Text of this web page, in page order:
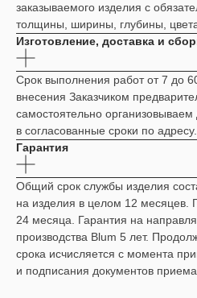
заказываемого изделия с
толщины, ширины, глубины,
Изготовление, доставка и
Срок выполнения работ от 7 до
внесения Заказчиком
самостоятельно
в согласованные сроки по адресу.
Гарантия
Общий срок службы изделия
на изделия в целом 12
24 месяца. Гарантия на
производства Blum 5 лет.
срока исчисляется с момента
и подписания документов
Замер и проект
бесплатно
При условии реализации проекта.
Выезд за пределы Тюмени
по согласованию.